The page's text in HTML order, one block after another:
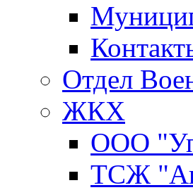
Отдел
ЖКХ
ООО
ТСЖ